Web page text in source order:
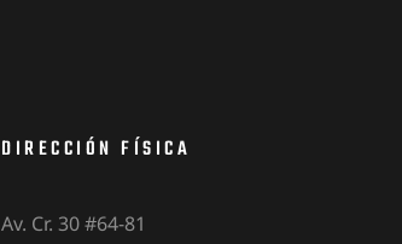
DIRECCIÓN FÍSICA
Av. Cr. 30 #64-81